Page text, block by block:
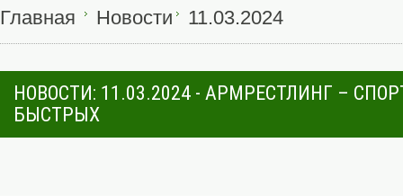
Главная Новости 11.03.2024
НОВОСТИ: 11.03.2024 - АРМРЕСТЛИНГ –
БЫСТРЫХ